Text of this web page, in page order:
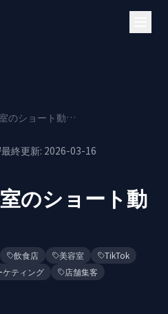
飲食店・美容室のショート動画活用事例
最終更新: 2026-03-16
のショート動
飲食店 美容室
TikTok
ケティング 店舗集客